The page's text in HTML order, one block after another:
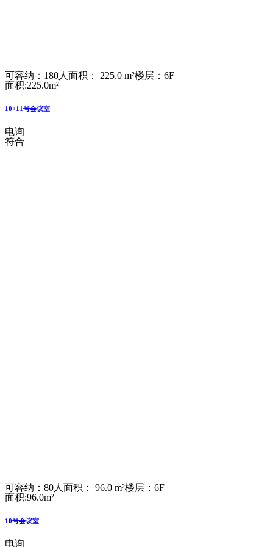
可容纳：180人 面积： 225.0 m²楼层：6F
面积:225.0m²
10+11号会议室
电询
符合
可容纳：80人 面积： 96.0 m²楼层：6F
面积:96.0m²
10号会议室
电询